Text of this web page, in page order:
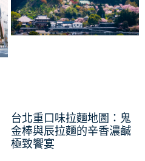
台北重口味拉麵地圖：鬼
金棒與辰拉麵的辛香濃鹹
極致饗宴